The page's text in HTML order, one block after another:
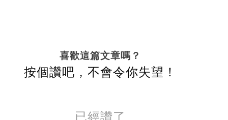
喜歡這篇文章嗎？
按個讚吧，不會令你失望！
已經讚了